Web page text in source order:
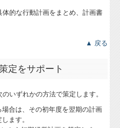
的な行動計画をまとめ、計画書
▲ 戻る
定をサポート
いずれかの方法で策定します。
合は、その初年度を翌期の計画
ます。